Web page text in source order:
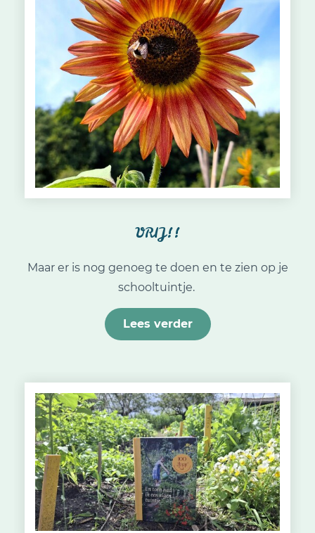
VRIJ!!
Maar er is nog genoeg te doen en te zien op je
schooltuintje.
Lees verder